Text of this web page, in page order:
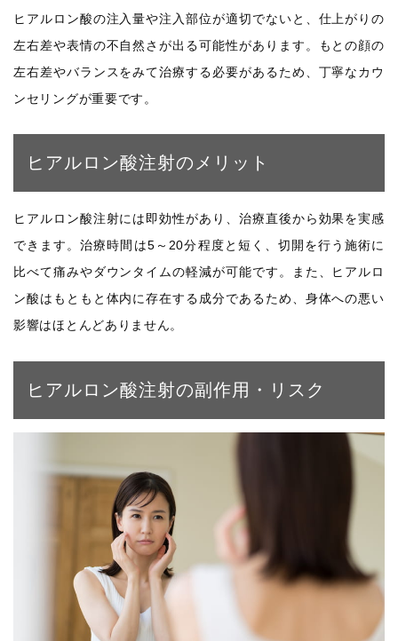
ヒアルロン酸の注入量や注入部位が適切でないと、仕上がりの
左右差や表情の不自然さが出る可能性があります。もとの顔の
左右差やバランスをみて治療する必要があるため、丁寧なカウ
ンセリングが重要です。
ヒアルロン酸注射のメリット
ヒアルロン酸注射には即効性があり、治療直後から効果を実感
できます。治療時間は5～20分程度と短く、切開を行う施術に
比べて痛みやダウンタイムの軽減が可能です。また、ヒアルロ
ン酸はもともと体内に存在する成分であるため、身体への悪い
影響はほとんどありません。
ヒアルロン酸注射の副作用・リスク